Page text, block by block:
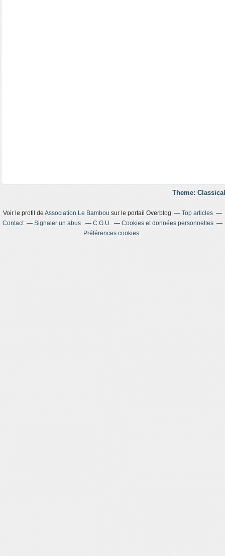
Theme:
Voir le profil de Association Le Bambou sur le portail Overblog
Top articles
Contact
Signaler un abus C.G.U.
Cookies et données personnelles
Préférences cookies